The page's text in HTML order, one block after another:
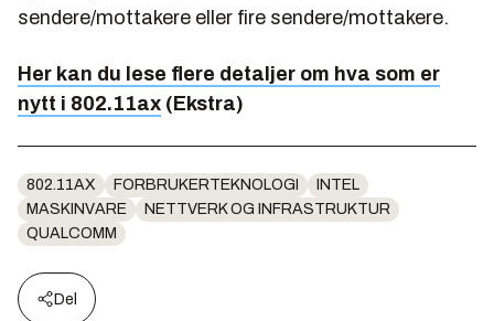
sendere/mottakere eller fire sendere/mottakere.
Her kan du lese flere detaljer om hva som er
nytt i 802.11ax (Ekstra)
802.11AX FORBRUKERTEKNOLOGI
INTEL
MASKINVARE
NETTVERK OG INFRASTRUKTUR
QUALCOMM
Del